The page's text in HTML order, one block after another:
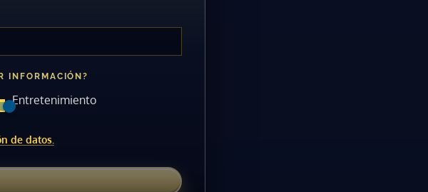
INFORMACIÓN?
Entretenimiento
de datos.
boletín.